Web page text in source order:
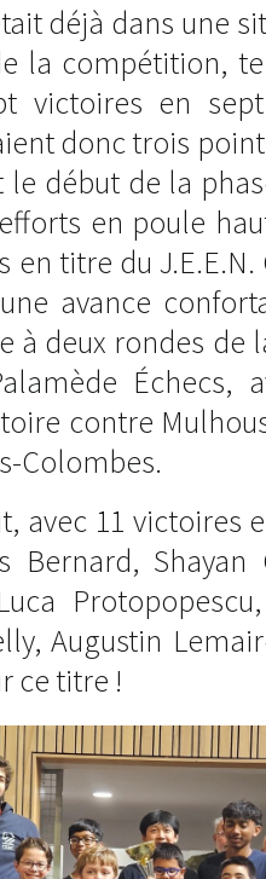
déjà dans une
la compétition,
victoires en
donc trois
le début de la
en poule
en titre du
avance
à deux rondes de
Échecs,
contre
Colombes.
avec 11 victoires
Bernard,
Augustin
ce titre !